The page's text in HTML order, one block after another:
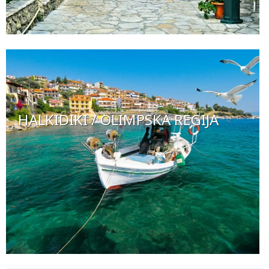
HALKIDIKI / OLIMPSKA REGIJA